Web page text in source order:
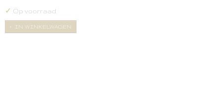
✓ Op voorraad
IN WINKELWAGEN